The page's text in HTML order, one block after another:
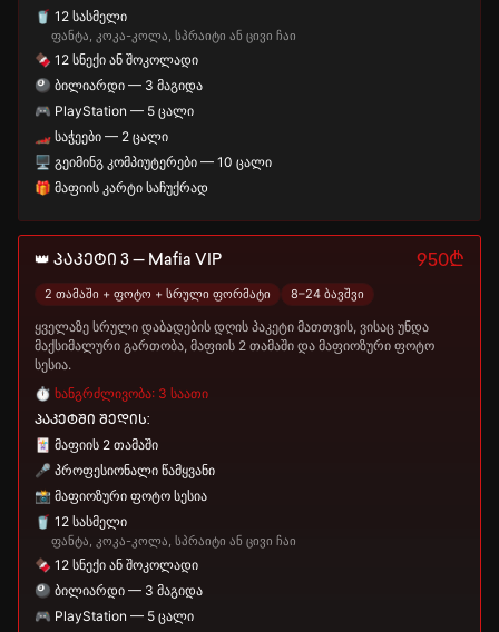
🥤 12 სასმელი
ფანტა, კოკა-კოლა, სპრაიტი ან ცივი ჩაი
🍫 12 სნექი ან შოკოლადი
🎱 ბილიარდი — 3 მაგიდა
🎮 PlayStation — 5 ცალი
🏎️ საჭეები — 2 ცალი
🖥️ გეიმინგ კომპიუტერები — 10 ცალი
🎁 მაფიის კარტი საჩუქრად
👑 პაკეტი 3 — Mafia VIP 950₾
2 თამაში + ფოტო + სრული ფორმატი 8–24 ბავშვი
ყველაზე სრული დაბადების დღის პაკეტი მათთვის, ვისაც უნდა
მაქსიმალური გართობა, მაფიის 2 თამაში და მაფიოზური ფოტო
სესია.
⏱️ ხანგრძლივობა: 3 საათი
პაკეტში შედის:
🃏 მაფიის 2 თამაში
🎤 პროფესიონალი წამყვანი
📸 მაფიოზური ფოტო სესია
🥤 12 სასმელი
ფანტა, კოკა-კოლა, სპრაიტი ან ცივი ჩაი
🍫 12 სნექი ან შოკოლადი
🎱 ბილიარდი — 3 მაგიდა
🎮 PlayStation — 5 ცალი